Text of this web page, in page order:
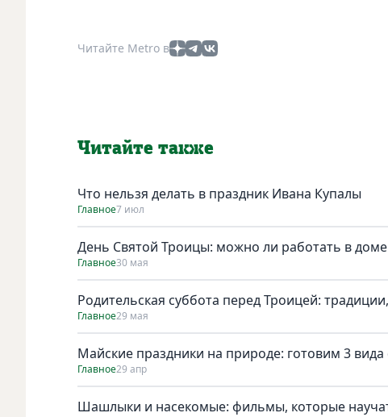
Читайте Metro в
Читайте также
Что нельзя делать в праздник Ивана Купалы
Главное7 июл
День Святой Троицы: можно ли работать в
Главное30 мая
Родительская суббота перед Троицей:
Главное29 мая
Майские праздники на природе: готовим 3 вида
Главное29 апр
Шашлыки и насекомые: фильмы, которые